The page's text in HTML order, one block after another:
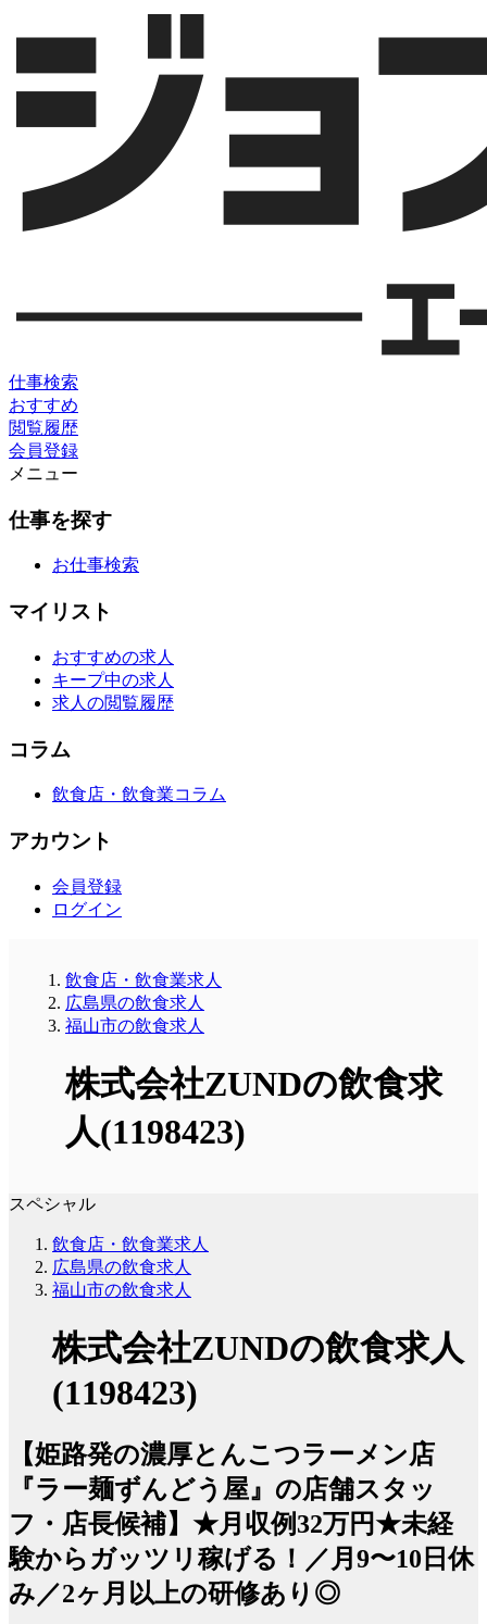
仕事検索
おすすめ
閲覧履歴
会員登録
メニュー
仕事を探す
お仕事検索
マイリスト
おすすめの求人
キープ中の求人
求人の閲覧履歴
コラム
飲食店・飲食業コラム
アカウント
会員登録
ログイン
飲食店・飲食業求人
広島県の飲食求人
福山市の飲食求人
株式会社ZUNDの飲食求
人(1198423)
スペシャル
飲食店・飲食業求人
広島県の飲食求人
福山市の飲食求人
株式会社ZUNDの飲食求人
(1198423)
【姫路発の濃厚とんこつラーメン店
『ラー麺ずんどう屋』の店舗スタッ
フ・店長候補】★月収例32万円★未経
験からガッツリ稼げる！／月9〜10日休
み／2ヶ月以上の研修あり◎